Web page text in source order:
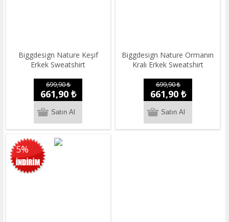
Biggdesign Nature Keşif
Erkek Sweatshirt
699,90 ₺
661,90 ₺
Biggdesign Nature Ormanın
Kralı Erkek Sweatshirt
699,90 ₺
661,90 ₺
5%